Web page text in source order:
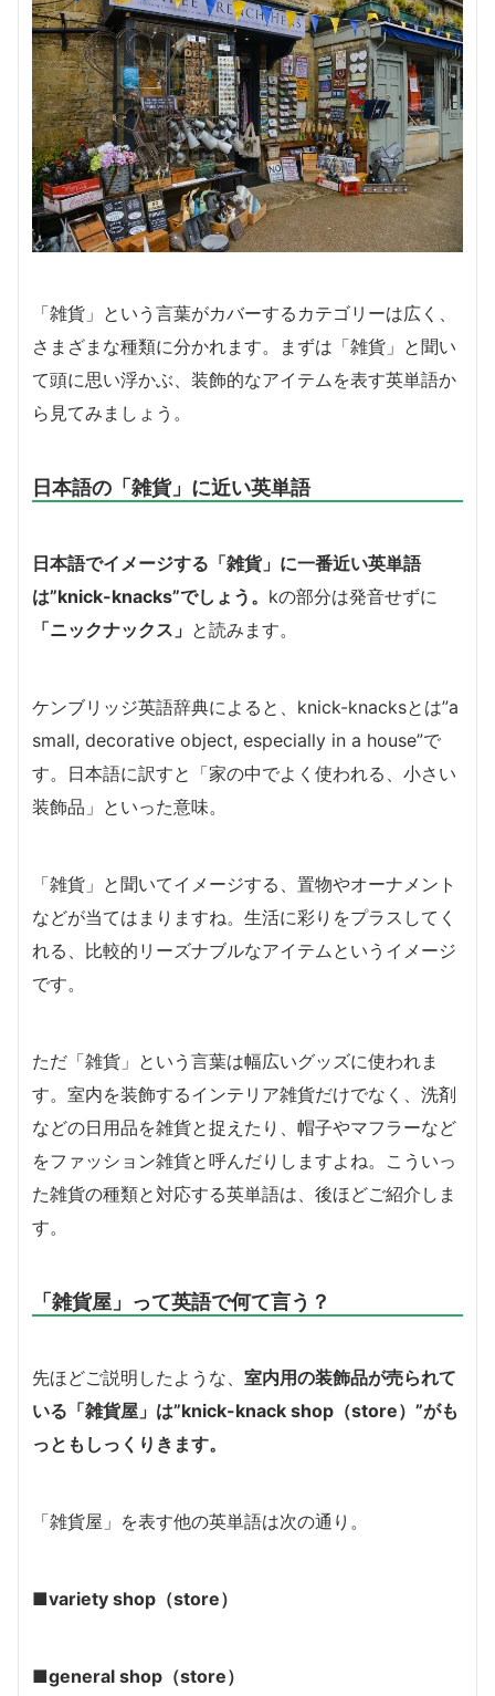
「雑貨」という言葉がカバーするカテゴリーは広く、
さまざまな種類に分かれます。まずは「雑貨」と聞い
て頭に思い浮かぶ、装飾的なアイテムを表す英単語か
ら見てみましょう。
日本語の「雑貨」に近い英単語
日本語でイメージする「雑貨」に一番近い英単語
は”knick-knacks”でしょう。 kの部分は発音せずに
「ニックナックス」 と読みます。
ケンブリッジ英語辞典によると、knick-knacksとは”a
small, decorative object, especially in a house”で
す。日本語に訳すと「家の中でよく使われる、小さい
装飾品」といった意味。
「雑貨」と聞いてイメージする、置物やオーナメント
などが当てはまりますね。生活に彩りをプラスしてく
れる、比較的リーズナブルなアイテムというイメージ
です。
ただ「雑貨」という言葉は幅広いグッズに使われま
す。室内を装飾するインテリア雑貨だけでなく、洗剤
などの日用品を雑貨と捉えたり、帽子やマフラーなど
をファッション雑貨と呼んだりしますよね。こういっ
た雑貨の種類と対応する英単語は、後ほどご紹介しま
す。
「雑貨屋」って英語で何て言う？
先ほどご説明したような、 室内用の装飾品が売られて
いる「雑貨屋」は”knick-knack shop（store）”がも
っともしっくりきます。
「雑貨屋」を表す他の英単語は次の通り。
■variety shop（store）
■general shop（store）